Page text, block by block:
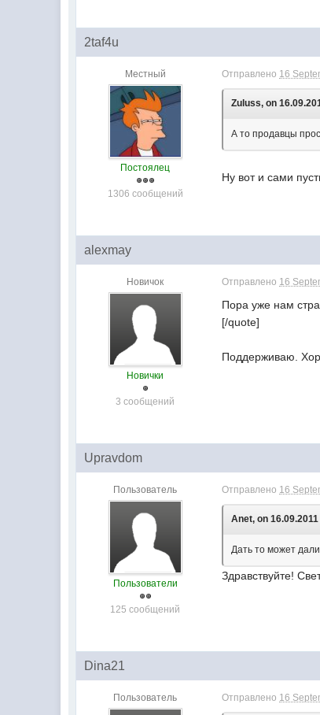
2taf4u
Местный
Постоялец
1306 сообщений
Отправлено 16
Zuluss, on
А то продавцы
Ну вот и сами
alexmay
Новичок
Новички
3 сообщений
Отправлено 16
Пора уже нам
[/quote]
Поддерживаю.
Upravdom
Пользователь
Пользователи
125 сообщений
Отправлено 16
Anet, on
Дать то может
Здравствуйте!
Dina21
Пользователь Отправлено 16